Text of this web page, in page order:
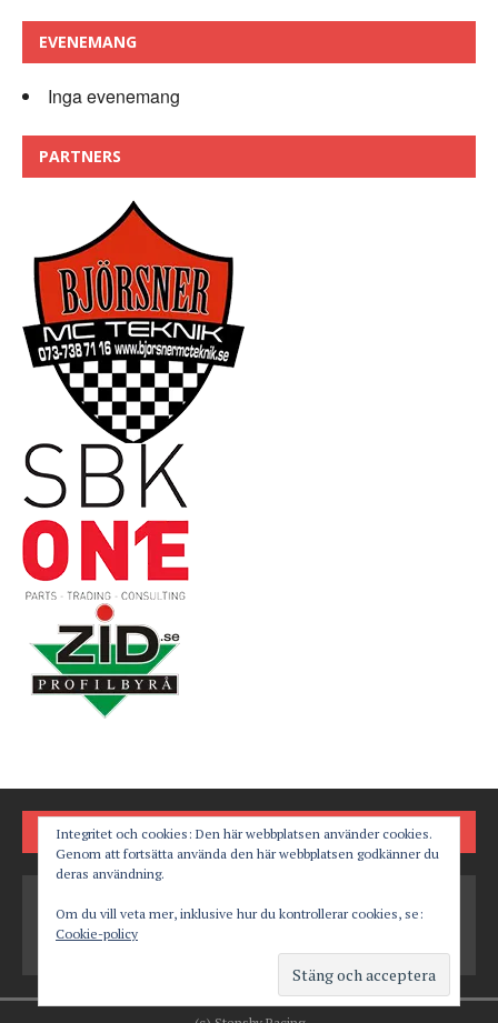
EVENEMANG
Inga evenemang
PARTNERS
FÖLJ OSS PÅ
Integritet och cookies: Den här webbplatsen använder cookies.
Genom att fortsätta använda den här webbplatsen godkänner du
deras användning.
Om du vill veta mer, inklusive hur du kontrollerar cookies, se:
Cookie-policy